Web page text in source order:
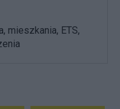
mieszkania, ETS,